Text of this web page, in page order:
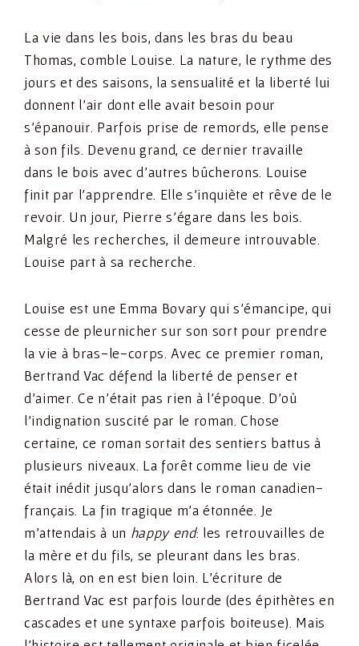
La vie dans les bois, dans les bras du beau
Thomas, comble Louise. La nature, le rythme des
jours et des saisons, la sensualité et la liberté lui
donnent l’air dont elle avait besoin pour
s’épanouir. Parfois prise de remords, elle pense
à son fils. Devenu grand, ce dernier travaille
dans le bois avec d’autres bûcherons. Louise
finit par l’apprendre. Elle s’inquiète et rêve de le
revoir. Un jour, Pierre s’égare dans les bois.
Malgré les recherches, il demeure introuvable.
Louise part à sa recherche.
Louise est une Emma Bovary qui s’émancipe, qui
cesse de pleurnicher sur son sort pour prendre
la vie à bras-le-corps. Avec ce premier roman,
Bertrand Vac défend la liberté de penser et
d’aimer. Ce n’était pas rien à l’époque. D’où
l’indignation suscité par le roman. Chose
certaine, ce roman sortait des sentiers battus à
plusieurs niveaux. La forêt comme lieu de vie
était inédit jusqu’alors dans le roman canadien-
français. La fin tragique m’a étonnée. Je
m’attendais à un happy end: les retrouvailles de
la mère et du fils, se pleurant dans les bras.
Alors là, on en est bien loin. L’écriture de
Bertrand Vac est parfois lourde (des épithètes en
cascades et une syntaxe parfois boiteuse). Mais